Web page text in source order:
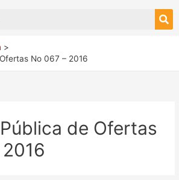
No 067 – 2016
de Ofertas